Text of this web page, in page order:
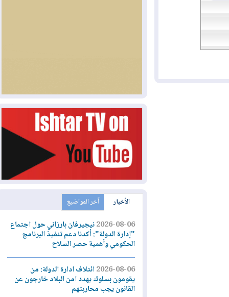
الأخبار آخر المواضيع
2026-08-06نيجيرفان بارزاني حول اجتماع
"إدارة الدولة": أكدنا دعم تنفيذ البرنامج
الحكومي وأهمية حصر السلاح
2026-08-06ائتلاف ادارة الدولة: من
يقومون بسلوك يهدد امن البلاد خارجون عن
القانون يجب محاربتهم